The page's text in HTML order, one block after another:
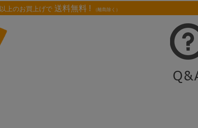
以上のお買上げで 送料無料 ! （離島除く）